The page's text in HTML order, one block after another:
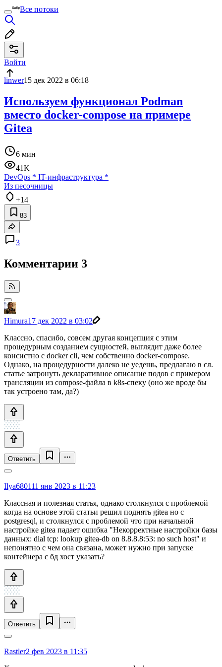
Все потоки
Войти
linwer15 дек 2022 в 06:18
Используем функционал Podman
вместо docker-compose на примере
Gitea
6 мин
41K
DevOps * IT-инфраструктура *
Из песочницы
+14
83
3
Комментарии 3
Himura17 дек 2022 в 03:02
Классно, спасибо, совсем другая концепция с этим
процедурным созданием сущностей, выглядит даже более
консистно с docker cli, чем собственно docker-compose.
Однако, на процедурности далеко не уедешь, предлагаю в сл.
статье затронуть декларативное описание подов с примером
трансляции из compose-файла в k8s-спеку (оно же вроде бы
так устроено там, да?)
Ответить
Ilya680111 янв 2023 в 11:23
Классная и полезная статья, однако столкнулся с проблемой
когда на основе этой статьи решил поднять gitea но c
postgresql, и столкнулся с проблемой что при начальной
настройке gitea падает ошибка "Некорректные настройки базы
данных: dial tcp: lookup gitea-db on 8.8.8.8:53: no such host" и
непонятно с чем она связана, может нужно при запуске
контейнера с бд хост указать?
Ответить
Rastler2 фев 2023 в 11:35